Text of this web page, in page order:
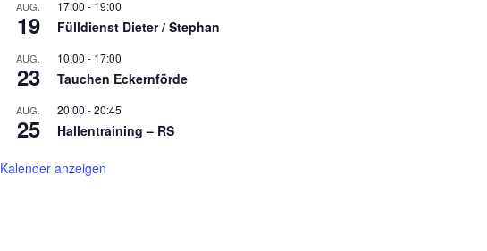
AUG.
19
17:00 - 19:00
Fülldienst Dieter / Stephan
AUG.
23
10:00 - 17:00
Tauchen Eckernförde
AUG.
25
20:00 -20:45
Hallentraining – RS
Kalender anzeigen